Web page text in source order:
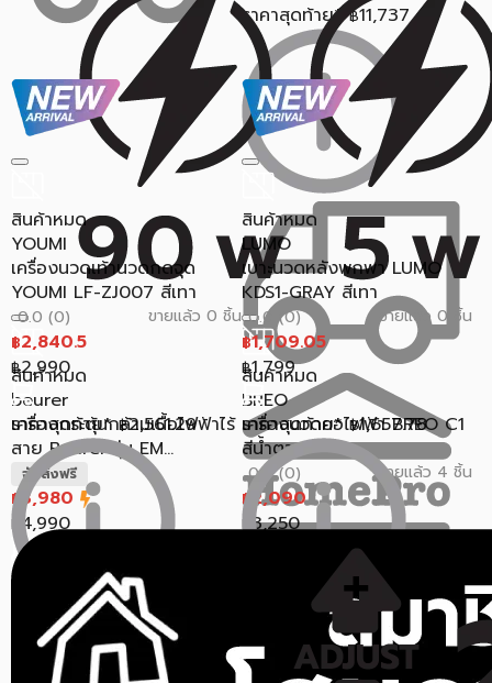
ราคาสุดท้าย* ฿11,737
สินค้าหมด
beurer
เครื่องกระตุ้นกล้ามเนื้อไฟฟ้าไร้
สาย Beurer รุ่น EM...
จัดส่งฟรี
฿ 3,980
฿ 4,990
ราคาสุดท้าย* ฿3,666.60
สินค้าหมด
BREO
เครื่องนวดคอไฟฟ้า BREO C1
สีน้ำตาล
0.0 (0) ขายแล้ว 4 ชิ้น
฿ 2,090
฿3,250
ราคาสุดท้าย* ฿1,833.30
สินค้าหมด
YOUMI
เครื่องนวดเท้านวดกดจุด
YOUMI LF-ZJ007 สีเทา
0.0 (0) ขายแล้ว 0 ชิ้น
฿2,840.5
฿2,990
ราคาสุดท้าย* ฿2,561.29
สินค้าหมด
LUMO
เบาะนวดหลังพกพา LUMO
KDS1-GRAY สีเทา
0.0 (0) ขายแล้ว 0 ชิ้น
฿1,709.05
฿1,799
ราคาสุดท้าย* ฿1,657.78